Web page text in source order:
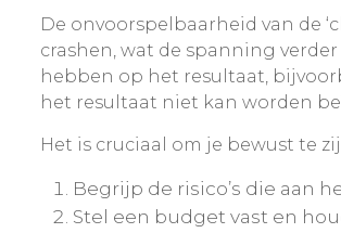
De onvoorspelbaarheid van de
crashen, wat de spanning
hebben op het resultaat,
het resultaat niet kan worden
Het is cruciaal om je bewust te
Begrijp de risico’s die aan
Stel een budget vast en